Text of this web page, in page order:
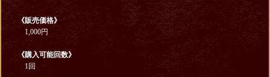
《販売価格》
1,000円
《購入可能回数》
1回